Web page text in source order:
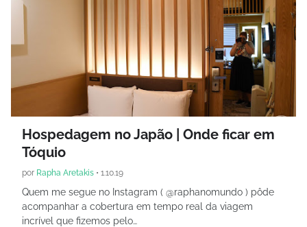
Hospedagem no Japão | Onde ficar em
Tóquio
por Rapha Aretakis • 1.10.19
Quem me segue no Instagram ( @raphanomundo ) pôde
acompanhar a cobertura em tempo real da viagem
incrível que fizemos pelo…